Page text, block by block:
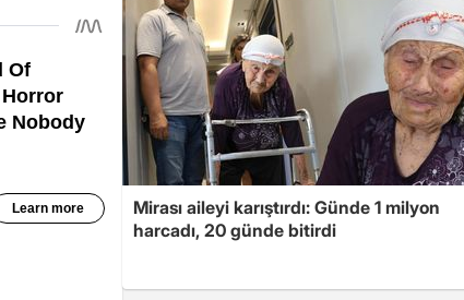
Mirası aileyi karıştırdı: Günde 1 milyon
harcadı, 20 günde bitirdi